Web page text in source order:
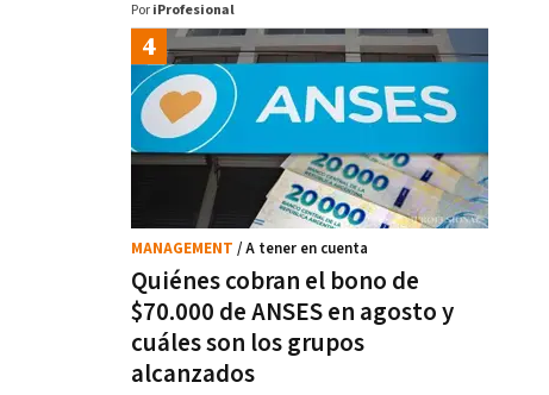
Por iProfesional
Quiénes cobran el bono de
$70.000 de ANSES en agosto y
cuáles son los grupos
alcanzados
MANAGEMENT / A tener en cuenta